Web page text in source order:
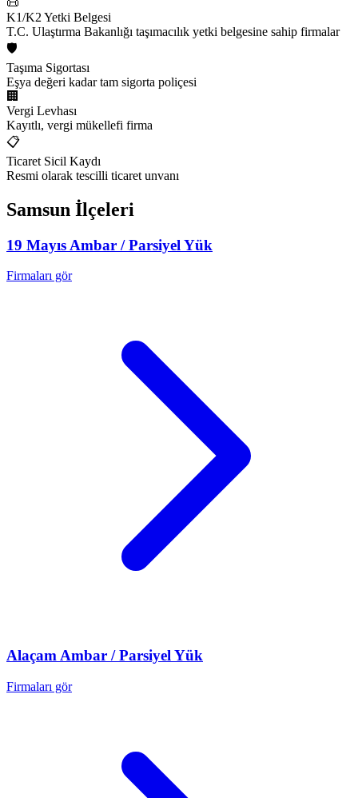
K1/K2 Yetki Belgesi
T.C. Ulaştırma Bakanlığı taşımacılık yetki belgesine sahip firmalar
🛡️
Taşıma Sigortası
Eşya değeri kadar tam sigorta poliçesi
🏢
Vergi Levhası
Kayıtlı, vergi mükellefi firma
📋
Ticaret Sicil Kaydı
Resmi olarak tescilli ticaret unvanı
Samsun İlçeleri
19 Mayıs Ambar / Parsiyel Yük
Firmaları gör
Alaçam Ambar / Parsiyel Yük
Firmaları gör